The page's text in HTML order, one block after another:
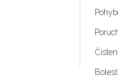
Bolesť